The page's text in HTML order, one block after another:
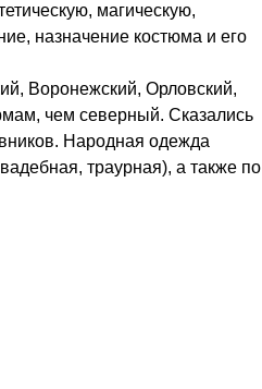
магическую,
назначение костюма и его
Воронежский, Орловский,
чем северный. Сказались
Народная одежда
траурная), а также по